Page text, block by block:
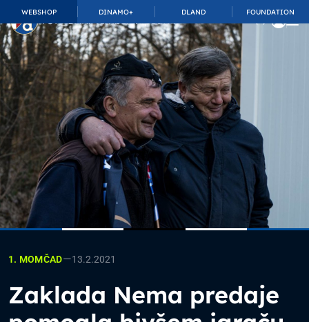
WEBSHOP DINAMO+ DLAND FOUNDATION
TOP_BAR.MembershipSuffix
1. MOMČAD—13.2.2021
Zaklada Nema predaje